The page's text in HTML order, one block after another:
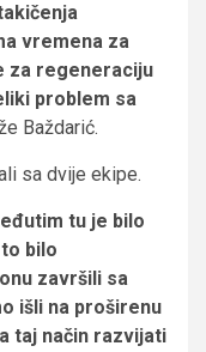
vremena za
za regeneraciju
problem sa
Baždarić.
sa dvije ekipe.
tu je bilo
bilo
završili sa
išli na proširenu
taj način razvijati